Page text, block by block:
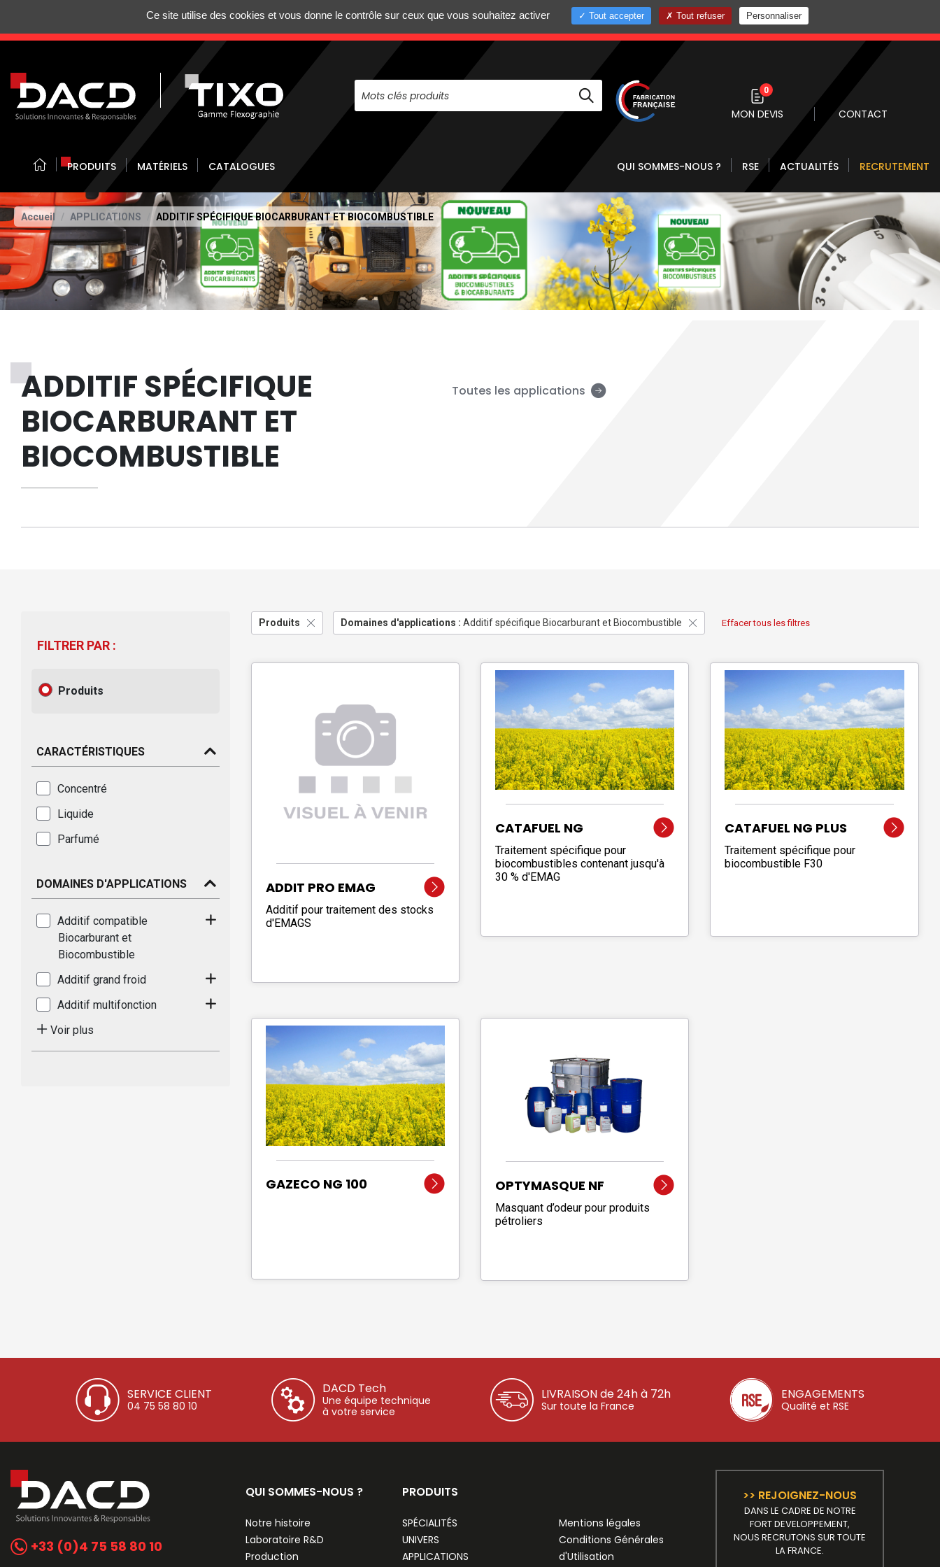
N'HÉSITEZ PAS À NOUS CONTACTER AU +33 (0)4 75 58 80 10
0
MON DEVIS CONTACT
PRODUITS MATÉRIELS CATALOGUES QUI SOMMES-NOUS ? RSE ACTUALITÉS RECRUTEMENT
Accueil APPLICATIONS ADDITIF SPÉCIFIQUE BIOCARBURANT ET BIOCOMBUSTIBLE
ADDITIF SPÉCIFIQUE
BIOCARBURANT ET
BIOCOMBUSTIBLE
Toutes les applications
FILTRER PAR :
Produits
CARACTÉRISTIQUES
Concentré
Liquide
Parfumé
DOMAINES D'APPLICATIONS
Additif compatible
Biocarburant et
Biocombustible
Additif grand froid
Additif multifonction
Voir plus
Produits Domaines d'applications : Additif spécifique Biocarburant et Biocombustible Effacer tous les filtres
ADDIT PRO EMAG
Additif pour traitement des stocks
d'EMAGS
CATAFUEL NG
Traitement spécifique pour
biocombustibles contenant jusqu'à
30 % d'EMAG
CATAFUEL NG PLUS
Traitement spécifique pour
biocombustible F30
GAZECO NG 100 OPTYMASQUE NF
Masquant d’odeur pour produits
pétroliers
SERVICE CLIENT
04 75 58 80 10
DACD Tech
Une équipe technique
à votre service
LIVRAISON de 24h à 72h
Sur toute la France
ENGAGEMENTS
Qualité et RSE
+33 (0)4 75 58 80 10
QUI SOMMES-NOUS ?
Notre histoire
Laboratoire R&D
Production
PRODUITS
SPÉCIALITÉS
UNIVERS
APPLICATIONS
Mentions légales
Conditions Générales
d'Utilisation
>> REJOIGNEZ-NOUS
DANS LE CADRE DE NOTRE
FORT DEVELOPPEMENT,
NOUS RECRUTONS SUR TOUTE
LA FRANCE.
Ce site utilise des cookies et vous donne le contrôle sur ceux que vous souhaitez activer Tout accepter Tout refuser Personnaliser